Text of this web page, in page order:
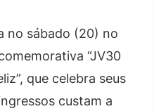
no sábado (20) no
“JV30
que celebra seus
custam a